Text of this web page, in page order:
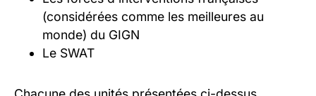
(considérées comme les meilleures au
monde) du GIGN
Le SWAT